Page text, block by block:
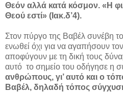
Θεόν αλλά κατά κόσμον. «Η
Θεού εστί» (Ιακ.δ’4).
Στον πύργο της Βαβέλ συνέβη
ενωθεί όχι για να αγαπήσουν
αποφύγουν με τη δική τους
αυτό το σημείο του οδήγησε η
ανθρώπους, γι’ αυτό και ο
Βαβέλ, δηλαδή τόπος